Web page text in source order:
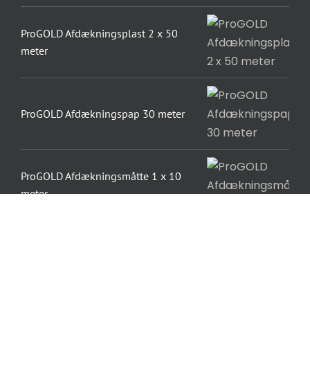
ProGOLD Afdækningsplast 2 x 50
meter
ProGOLD Afdækningspap 30 meter
ProGOLD Afdækningsmåtte 1 x 10
meter